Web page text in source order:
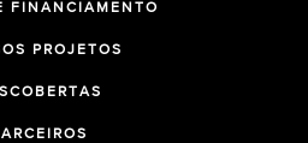
FINANCIAMENTO
PROJETOS